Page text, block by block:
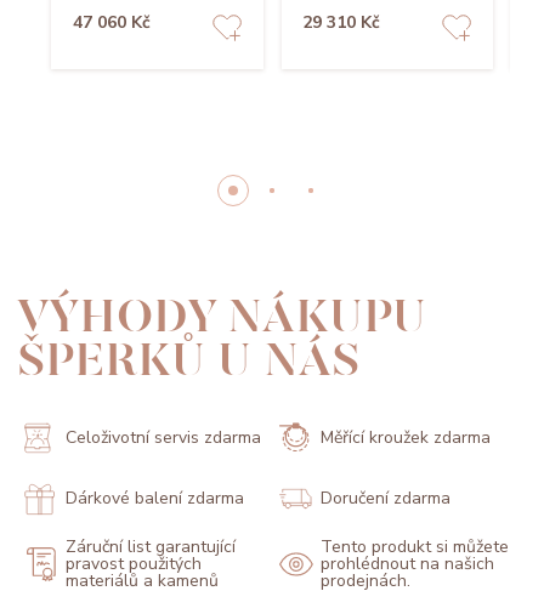
47 060 Kč
29 310 Kč
VÝHODY NÁKUPU
ŠPERKŮ U NÁS
Celoživotní servis zdarma Měřící kroužek zdarma
Dárkové balení zdarma Doručení zdarma
Záruční list garantující
pravost použitých
materiálů a kamenů
Tento produkt si můžete
prohlédnout na našich
prodejnách.